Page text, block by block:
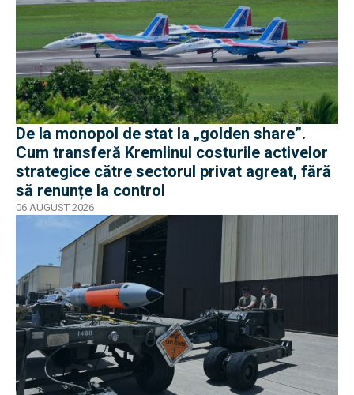
De la monopol de stat la „golden share”.
Cum transferă Kremlinul costurile activelor
strategice către sectorul privat agreat, fără
să renunțe la control
06 AUGUST 2026